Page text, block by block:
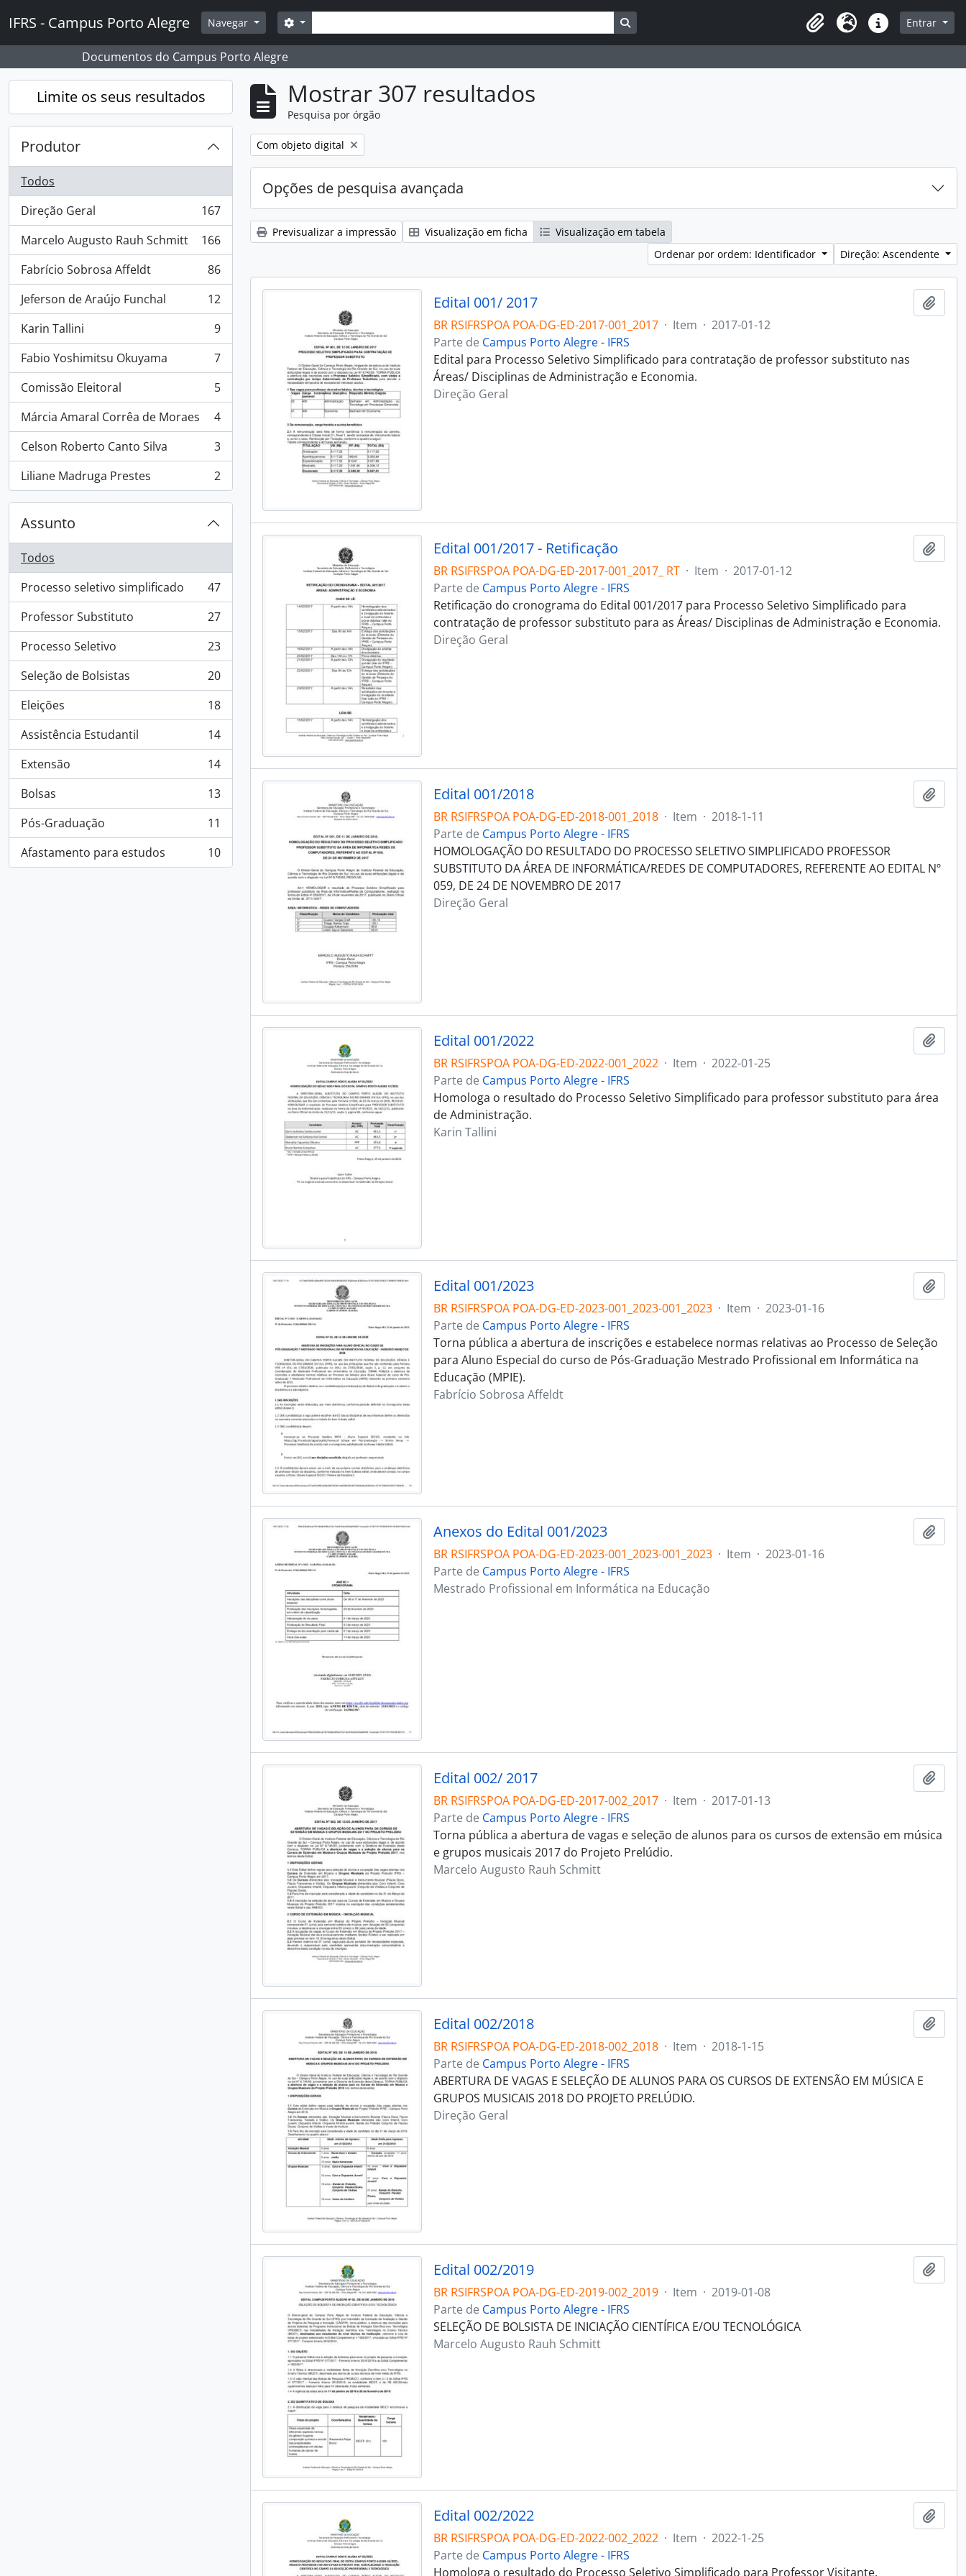
IFRS - Campus Porto Alegre Navegar Pesquisar
Opções de busca Busque na página de navegação
Idioma Ligações rápidas
Entrar
Documentos do Campus Porto Alegre
Limite os seus resultados
Produtor
Todos
Direção Geral
, 167 resultados
167
Marcelo Augusto Rauh Schmitt
, 166 resultados
166
Fabrício Sobrosa Affeldt
, 86 resultados
86
Jeferson de Araújo Funchal
, 12 resultados
12
Karin Tallini
, 9 resultados
9
Fabio Yoshimitsu Okuyama
, 7 resultados
7
Comissão Eleitoral
, 5 resultados
5
Márcia Amaral Corrêa de Moraes
, 4 resultados
4
Celson Roberto Canto Silva
, 3 resultados
3
Liliane Madruga Prestes
, 2 resultados 2
Assunto
Todos
Processo seletivo simplificado
, 47 resultados
47
Professor Substituto
, 27 resultados
27
Processo Seletivo
, 23 resultados
23
Seleção de Bolsistas
, 20 resultados
20
Eleições
, 18 resultados
18
Assistência Estudantil
, 14 resultados
14
Extensão
, 14 resultados
14
Bolsas
, 13 resultados
13
Pós-Graduação
, 11 resultados
11
Afastamento para estudos
, 10 resultados 10
Mostrar 307 resultados
Pesquisa por órgão
Remover filtro:
Com objeto digital
Opções de pesquisa avançada
Previsualizar a impressão Visualização em ficha
Visualização em tabela
Ordenar por ordem: Identificador
Direção: Ascendente
Edital 001/ 2017
BR RSIFRSPOA POA-DG-ED-2017-001_2017 · Item · 2017-01-12
Parte de Campus Porto Alegre - IFRS
Edital para Processo Seletivo Simplificado para contratação de professor substituto nas
Áreas/ Disciplinas de Administração e Economia.
Direção Geral
Edital 001/2017 - Retificação
BR RSIFRSPOA POA-DG-ED-2017-001_2017_ RT · Item · 2017-01-12
Parte de Campus Porto Alegre - IFRS
Retificação do cronograma do Edital 001/2017 para Processo Seletivo Simplificado para
contratação de professor substituto para as Áreas/ Disciplinas de Administração e Economia.
Direção Geral
Edital 001/2018
BR RSIFRSPOA POA-DG-ED-2018-001_2018 · Item · 2018-1-11
Parte de Campus Porto Alegre - IFRS
HOMOLOGAÇÃO DO RESULTADO DO PROCESSO SELETIVO SIMPLIFICADO PROFESSOR
SUBSTITUTO DA ÁREA DE INFORMÁTICA/REDES DE COMPUTADORES, REFERENTE AO EDITAL Nº
059, DE 24 DE NOVEMBRO DE 2017
Direção Geral
Edital 001/2022
BR RSIFRSPOA POA-DG-ED-2022-001_2022 · Item · 2022-01-25
Parte de Campus Porto Alegre - IFRS
Homologa o resultado do Processo Seletivo Simplificado para professor substituto para área
de Administração.
Karin Tallini
Edital 001/2023
BR RSIFRSPOA POA-DG-ED-2023-001_2023-001_2023 · Item · 2023-01-16
Parte de Campus Porto Alegre - IFRS
Torna pública a abertura de inscrições e estabelece normas relativas ao Processo de Seleção
para Aluno Especial do curso de Pós-Graduação Mestrado Profissional em Informática na
Educação (MPIE).
Fabrício Sobrosa Affeldt
Anexos do Edital 001/2023
BR RSIFRSPOA POA-DG-ED-2023-001_2023-001_2023 · Item · 2023-01-16
Parte de Campus Porto Alegre - IFRS
Mestrado Profissional em Informática na Educação
Edital 002/ 2017
BR RSIFRSPOA POA-DG-ED-2017-002_2017 · Item · 2017-01-13
Parte de Campus Porto Alegre - IFRS
Torna pública a abertura de vagas e seleção de alunos para os cursos de extensão em música
e grupos musicais 2017 do Projeto Prelúdio.
Marcelo Augusto Rauh Schmitt
Edital 002/2018
BR RSIFRSPOA POA-DG-ED-2018-002_2018 · Item · 2018-1-15
Parte de Campus Porto Alegre - IFRS
ABERTURA DE VAGAS E SELEÇÃO DE ALUNOS PARA OS CURSOS DE EXTENSÃO EM MÚSICA E
GRUPOS MUSICAIS 2018 DO PROJETO PRELÚDIO.
Direção Geral
Edital 002/2019
BR RSIFRSPOA POA-DG-ED-2019-002_2019 · Item · 2019-01-08
Parte de Campus Porto Alegre - IFRS
SELEÇÃO DE BOLSISTA DE INICIAÇÃO CIENTÍFICA E/OU TECNOLÓGICA
Marcelo Augusto Rauh Schmitt
Edital 002/2022
BR RSIFRSPOA POA-DG-ED-2022-002_2022 · Item · 2022-1-25
Parte de Campus Porto Alegre - IFRS
Homologa o resultado do Processo Seletivo Simplificado para Professor Visitante.